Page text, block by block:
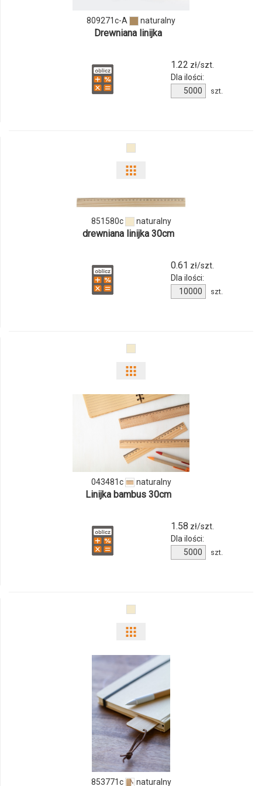
809271c-A naturalny
Drewniana linijka
1.22 zł/szt.
Dla ilości:
Ilość
produktu
szt.
odmiany
i
ilości
produktu
851580c
851580c naturalny
drewniana linijka 30cm
0.61 zł/szt.
Dla ilości:
Ilość
produktu
szt.
odmiany
i
ilości
produktu
043481c
043481c naturalny
Linijka bambus 30cm
1.58 zł/szt.
Dla ilości:
Ilość
produktu
szt.
odmiany
i
ilości
produktu
853771c
853771c naturalny